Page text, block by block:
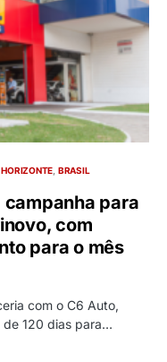
HORIZONTE BRASIL
para
com
para o mês
com o C6 Auto,
120 dias para…